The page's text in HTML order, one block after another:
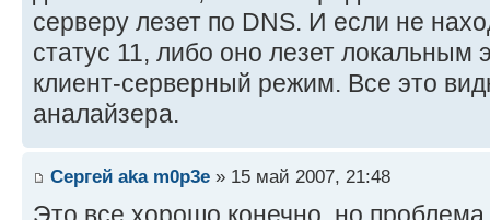
серверу лезет по DNS. И если не
статус 11, либо оно лезет локальным
клиент-серверный режим. Все это
аналайзера.
Сергей aka m0p3e » 15 май 2007, 21:48
Это все хорошо конечно, но проблема